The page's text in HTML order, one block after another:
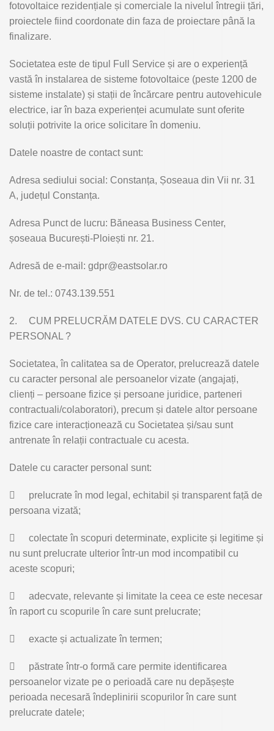
fotovoltaice rezidențiale și comerciale la nivelul întregii țări,
proiectele fiind coordonate din faza de proiectare până la
finalizare.
Societatea este de tipul Full Service și are o experiență
vastă în instalarea de sisteme fotovoltaice (peste 1200 de
sisteme instalate) și stații de încărcare pentru autovehicule
electrice, iar în baza experienței acumulate sunt oferite
soluții potrivite la orice solicitare în domeniu.
Datele noastre de contact sunt:
Adresa sediului social: Constanța, Șoseaua din Vii nr. 31
A, județul Constanța.
Adresa Punct de lucru: Băneasa Business Center,
șoseaua București-Ploiești nr. 21.
Adresă de e-mail: gdpr@eastsolar.ro
Nr. de tel.: 0743.139.551
2.
CUM PRELUCRĂM DATELE DVS. CU CARACTER
PERSONAL ?
Societatea, în calitatea sa de Operator, prelucrează datele
cu caracter personal ale persoanelor vizate (angajați,
clienți – persoane fizice și persoane juridice, parteneri
contractuali/colaboratori), precum și datele altor persoane
fizice care interacționează cu Societatea și/sau sunt
antrenate în relații contractuale cu acesta.
Datele cu caracter personal sunt:

prelucrate în mod legal, echitabil și transparent față de
persoana vizată;

colectate în scopuri determinate, explicite și legitime și
nu sunt prelucrate ulterior într-un mod incompatibil cu
aceste scopuri;

adecvate, relevante și limitate la ceea ce este necesar
în raport cu scopurile în care sunt prelucrate;
 exacte și actualizate în termen;

păstrate într-o formă care permite identificarea
persoanelor vizate pe o perioadă care nu depășește
perioada necesară îndeplinirii scopurilor în care sunt
prelucrate datele;